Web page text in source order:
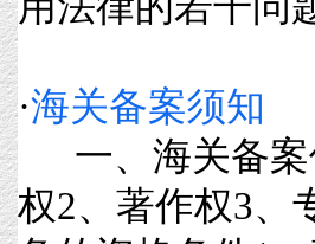
·海关备案须知
一、海关备案
权2、著作权3、